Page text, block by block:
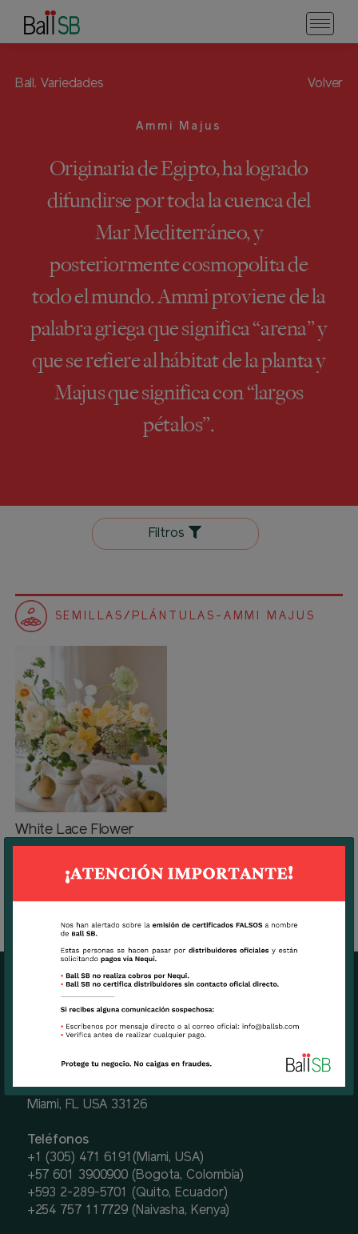
Ball. Variedades Volver
Ammi Majus
Originaria de Egipto, ha logrado
difundirse por toda la cuenca del
Mar Mediterráneo, y
posteriormente cosmopolita de
todo el mundo. Ammi proviene de la
palabra griega que significa “arena” y
que se refiere al hábitat de la planta y
Majus que significa con “largos
pétalos”.
Filtros
SEMILLAS/PLÁNTULAS-AMMI MAJUS
White Lace Flower
OFICINAS CENTRALES BALL SB
7270 N.W. 12th Street, suite 580.
Miami, FL USA 33126
Teléfonos
+1 (305) 471 6191(Miami, USA)
+57 601 3900900 (Bogota, Colombia)
+593 2-289-5701 (Quito, Ecuador)
+254 757 117729 (Naivasha, Kenya)